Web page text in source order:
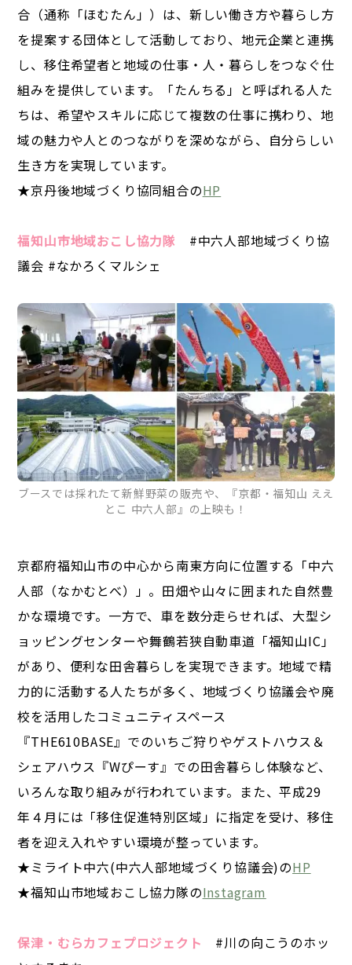
合（通称「ほむたん」）は、新しい働き方や暮らし方
を提案する団体として活動しており、地元企業と連携
し、移住希望者と地域の仕事・人・暮らしをつなぐ仕
組みを提供しています。「たんちる」と呼ばれる人た
ちは、希望やスキルに応じて複数の仕事に携わり、地
域の魅力や人とのつながりを深めながら、自分らしい
生き方を実現しています。
★京丹後地域づくり協同組合のHP
福知山市地域おこし協力隊 #中六人部地域づくり協
議会 #なかろくマルシェ
ブースでは採れたて新鮮野菜の販売や、『京都・福知山 ええ
とこ 中六人部』の上映も！
京都府福知山市の中心から南東方向に位置する「中六
人部（なかむとべ）」。田畑や山々に囲まれた自然豊
かな環境です。一方で、車を数分走らせれば、大型シ
ョッピングセンターや舞鶴若狭自動車道「福知山IC」
があり、便利な田舎暮らしを実現できます。地域で精
力的に活動する人たちが多く、地域づくり協議会や廃
校を活用したコミュニティスペース
『THE610BASE』でのいちご狩りやゲストハウス＆
シェアハウス『Wぴーす』での田舎暮らし体験など、
いろんな取り組みが行われています。また、平成29
年４月には「移住促進特別区域」に指定を受け、移住
者を迎え入れやすい環境が整っています。
★ミライト中六(中六人部地域づくり協議会)のHP
★福知山市地域おこし協力隊のInstagram
保津・むらカフェプロジェクト
#川の向こうのホッ